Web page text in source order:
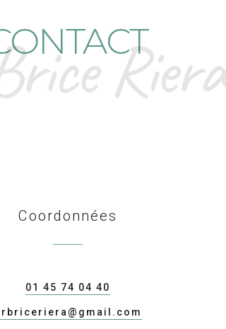
Riera
Coordonnées
01 45 74 04 40